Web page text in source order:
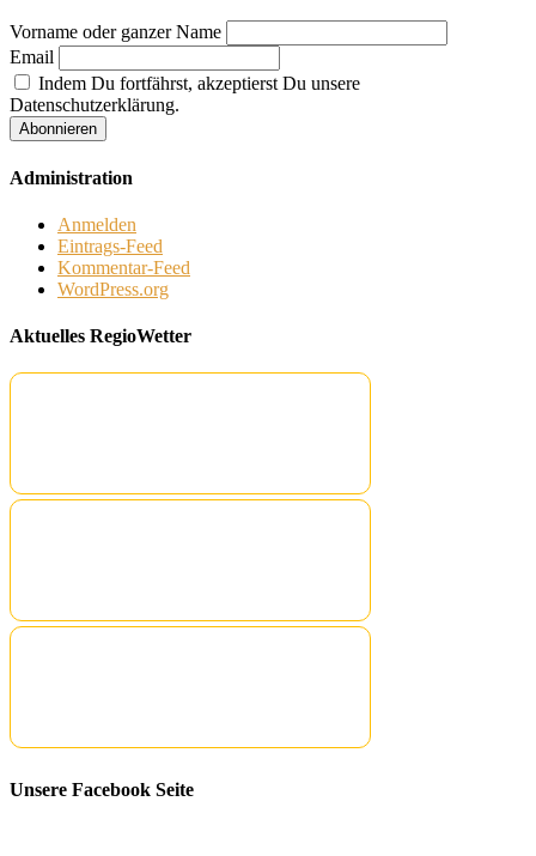
Vorname oder ganzer Name
Email
Indem Du fortfährst, akzeptierst Du unsere
Datenschutzerklärung.
Administration
Anmelden
Eintrags-Feed
Kommentar-Feed
WordPress.org
Aktuelles RegioWetter
Unsere Facebook Seite